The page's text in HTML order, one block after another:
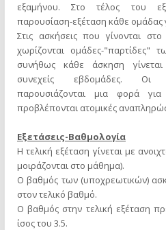
εξαμήνου. Στο τέλος του
παρουσίαση-εξέταση κάθε ομάδας
Στις ασκήσεις που γίνονται στο
χωρίζονται ομάδες-"παρτίδες"
συνήθως κάθε άσκηση
συνεχείς εβδομάδες. Οι
παρουσιάζονται μια φορά
προβλέπονται ατομικές
Εξετάσεις-Βαθμολογία
Η τελική εξέταση γίνεται με
μοιράζονται στο μάθημα).
Ο βαθμός των (υποχρεωτικών)
στον τελικό βαθμό.
O βαθμός στην τελική εξέταση
ίσος του 3.5.